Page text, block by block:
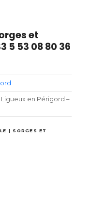
et
5 53 08 80 36
en Périgord –
| SORGES ET